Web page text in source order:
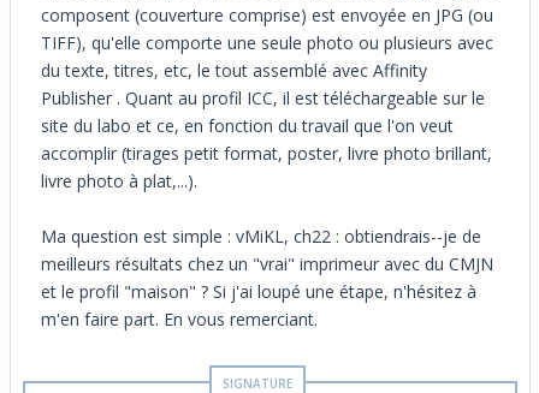
composent (couverture comprise) est envoyée en JPG (ou
TIFF), qu'elle comporte une seule photo ou plusieurs avec
du texte, titres, etc, le tout assemblé avec Affinity
Publisher . Quant au profil ICC, il est téléchargeable sur le
site du labo et ce, en fonction du travail que l'on veut
accomplir (tirages petit format, poster, livre photo brillant,
livre photo à plat,...).
Ma question est simple : vMiKL, ch22 : obtiendrais--je de
meilleurs résultats chez un "vrai" imprimeur avec du CMJN
et le profil "maison" ? Si j'ai loupé une étape, n'hésitez à
m'en faire part. En vous remerciant.